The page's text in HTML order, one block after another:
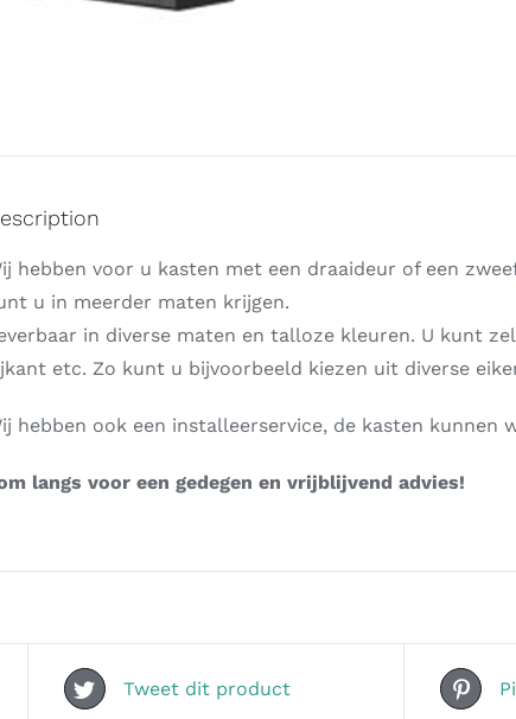
hebben voor u kasten met een draaideur of een
u in meerder maten krijgen.
in diverse maten en talloze kleuren. U kunt
etc. Zo kunt u bijvoorbeeld kiezen uit diverse
hebben ook een installeerservice, de kasten kunnen
langs voor een gedegen en vrijblijvend advies!
Tweet dit product